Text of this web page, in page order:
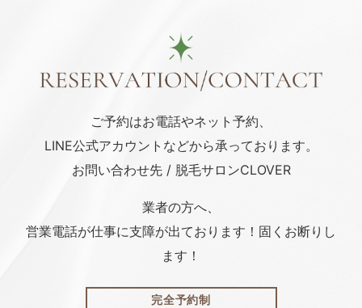
ご予約はお電話やネット予約、
LINE公式アカウント などから承っております。
お問い合わせ先 / 脱毛サロンCLOVER
業者の方へ、
営業電話が仕事に支障が出ております！固くお断りし
ます！
完全予約制